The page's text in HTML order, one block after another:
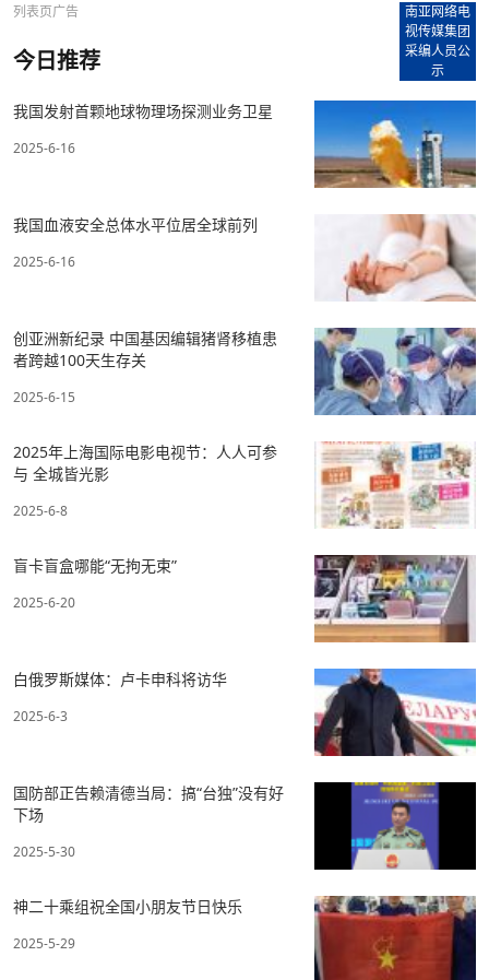
列表页广告
南亚网络电
视传媒集团
采编人员公
示
今日推荐
我国发射首颗地球物理场探测业务卫星
2025-6-16
我国血液安全总体水平位居全球前列
2025-6-16
创亚洲新纪录 中国基因编辑猪肾移植患
者跨越100天生存关
2025-6-15
2025年上海国际电影电视节：人人可参
与 全城皆光影
2025-6-8
盲卡盲盒哪能“无拘无束”
2025-6-20
白俄罗斯媒体：卢卡申科将访华
2025-6-3
国防部正告赖清德当局：搞“台独”没有好
下场
2025-5-30
神二十乘组祝全国小朋友节日快乐
2025-5-29